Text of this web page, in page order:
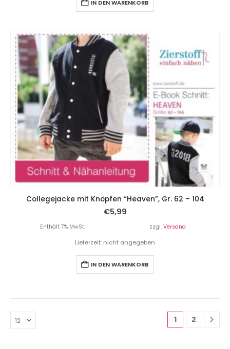
IN DEN WARENKORB
Collegejacke mit Knöpfen “Heaven”, Gr. 62 – 104
€5,99
Enthält 7% MwSt. zzgl. Versand
Lieferzeit: nicht angegeben
IN DEN WARENKORB
1 2